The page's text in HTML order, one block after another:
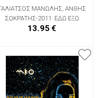
ΜΑΝΩΛΗΣ, ΑΝΘΗΣ
ΣΩΚΡΑΤΗΣ-2011: ΕΔΩ ΕΞΩ
13.95 €